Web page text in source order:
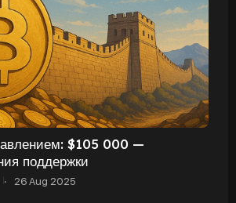
$105 000 —
поддержки
· 26 Aug 2025